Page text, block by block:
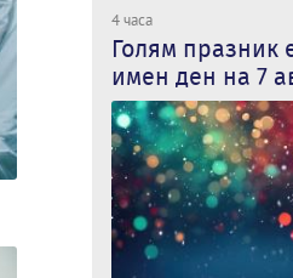
4 часа
Голям празник
имен ден на 7